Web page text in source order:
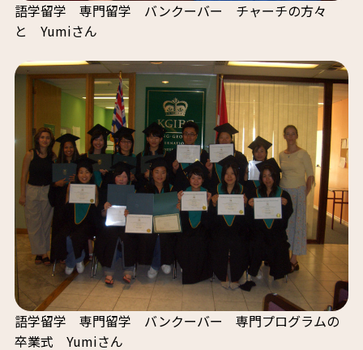
語学留学 専門留学 バンクーバー チャーチの方々
と Yumiさん
語学留学 専門留学 バンクーバー 専門プログラムの
卒業式 Yumiさん